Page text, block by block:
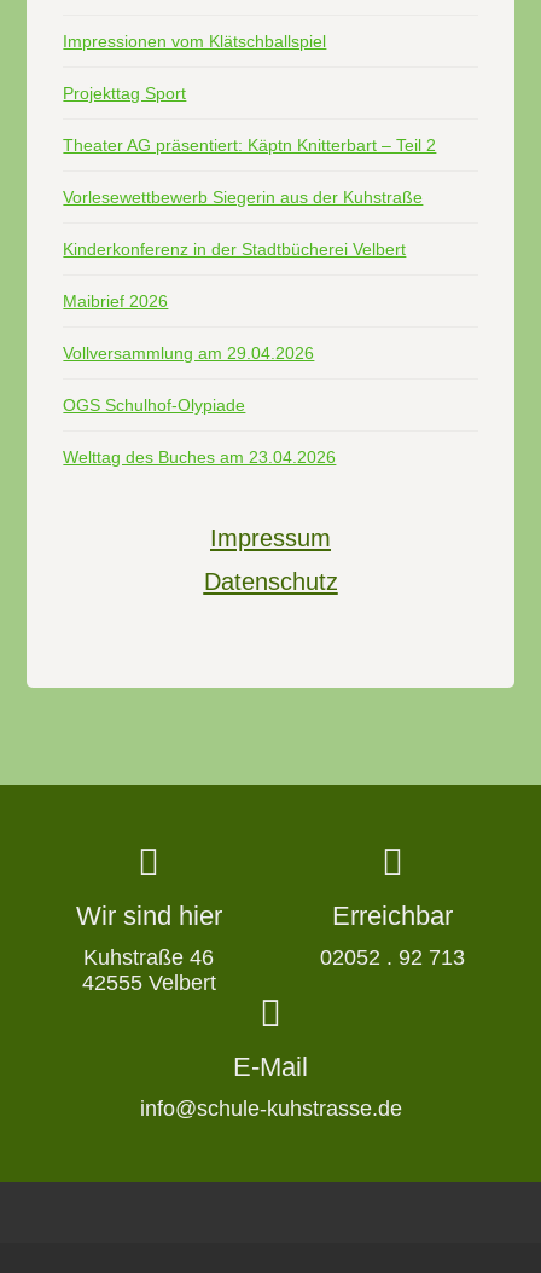
Impressionen vom Klätschballspiel
Projekttag Sport
Theater AG präsentiert: Käptn Knitterbart – Teil 2
Vorlesewettbewerb Siegerin aus der Kuhstraße
Kinderkonferenz in der Stadtbücherei Velbert
Maibrief 2026
Vollversammlung am 29.04.2026
OGS Schulhof-Olypiade
Welttag des Buches am 23.04.2026
Impressum
Datenschutz
Wir sind hier
Kuhstraße 46
42555 Velbert
Erreichbar
02052 . 92 713
E-Mail
info@schule-kuhstrasse.de